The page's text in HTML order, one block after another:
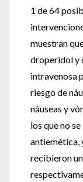
1 de 64
muestran
droperidol y
intravenosa
riesgo de
náuseas y
los que no
antiemética,
recibieron